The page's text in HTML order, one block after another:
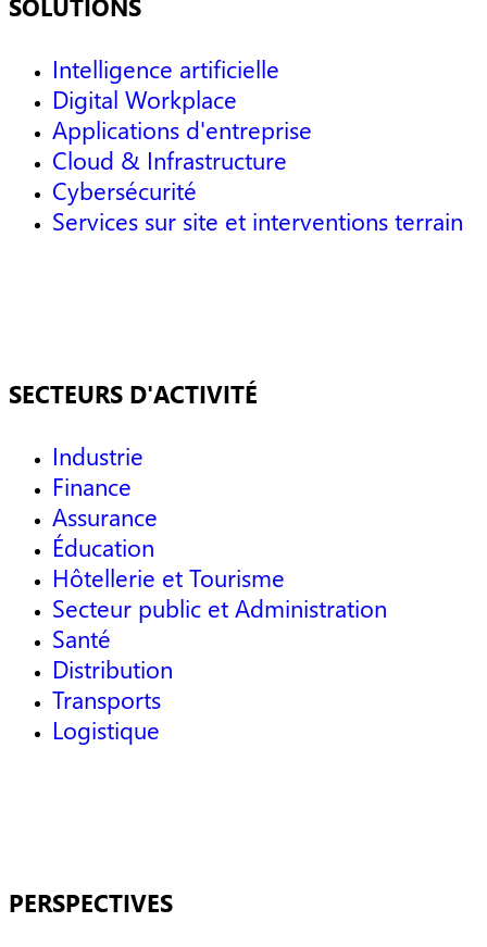
SOLUTIONS
Intelligence artificielle
Digital Workplace
Applications d'entreprise
Cloud & Infrastructure
Cybersécurité
Services sur site et interventions terrain
SECTEURS D'ACTIVITÉ
Industrie
Finance
Assurance
Éducation
Hôtellerie et Tourisme
Secteur public et Administration
Santé
Distribution
Transports
Logistique
PERSPECTIVES